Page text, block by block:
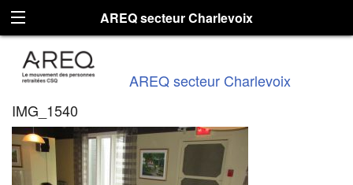
AREQ secteur Charlevoix
AREQ secteur Charlevoix
IMG_1540